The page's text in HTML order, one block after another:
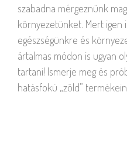
szabadna mérgeznünk
környezetünket. Mert igen
egészségünkre és
ártalmas módon is ugyan
tartani! Ismerje meg és
hatásfokú „zöld”